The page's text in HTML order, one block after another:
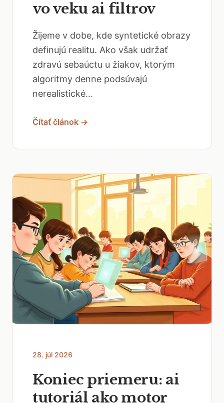
vo veku ai filtrov
Žijeme v dobe, kde syntetické obrazy
definujú realitu. Ako však udržať
zdravú sebaúctu u žiakov, ktorým
algoritmy denne podsúvajú
nerealistické...
Čítať článok →
28. júl 2026
Koniec priemeru: ai
tutoriál ako motor